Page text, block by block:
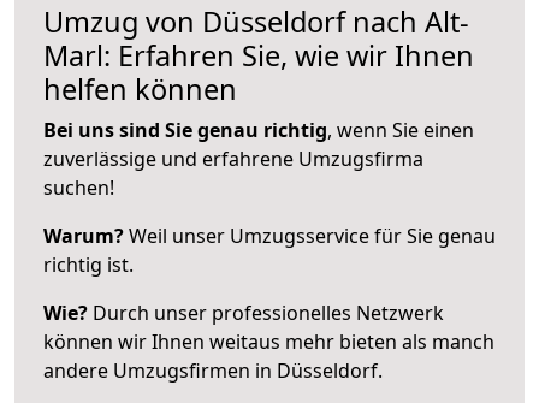
Umzug von Düsseldorf nach Alt-
Marl: Erfahren Sie, wie wir Ihnen
helfen können
Bei uns sind Sie genau richtig, wenn Sie einen
zuverlässige und erfahrene Umzugsfirma
suchen!
Warum?Weil unser Umzugsservice für Sie genau
richtig ist.
Wie? Durch unser professionelles Netzwerk
können wir Ihnen weitaus mehr bieten als manch
andere Umzugsfirmen in Düsseldorf.